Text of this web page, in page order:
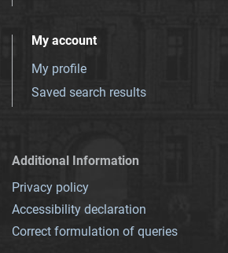
My account
My profile
Saved search results
Additional Information
Privacy policy
Accessibility declaration
Correct formulation of queries